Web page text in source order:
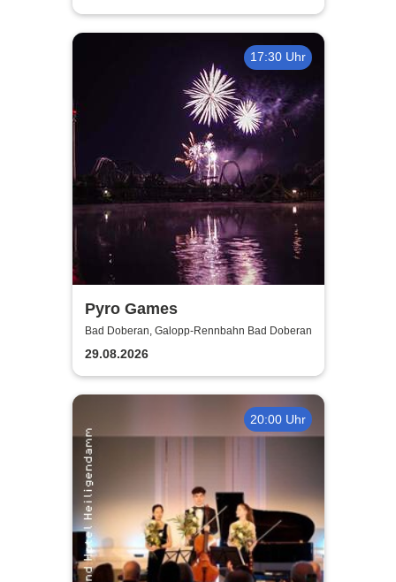
17:30 Uhr
Pyro Games
Bad Doberan, Galopp-Rennbahn Bad Doberan
29.08.2026
20:00 Uhr